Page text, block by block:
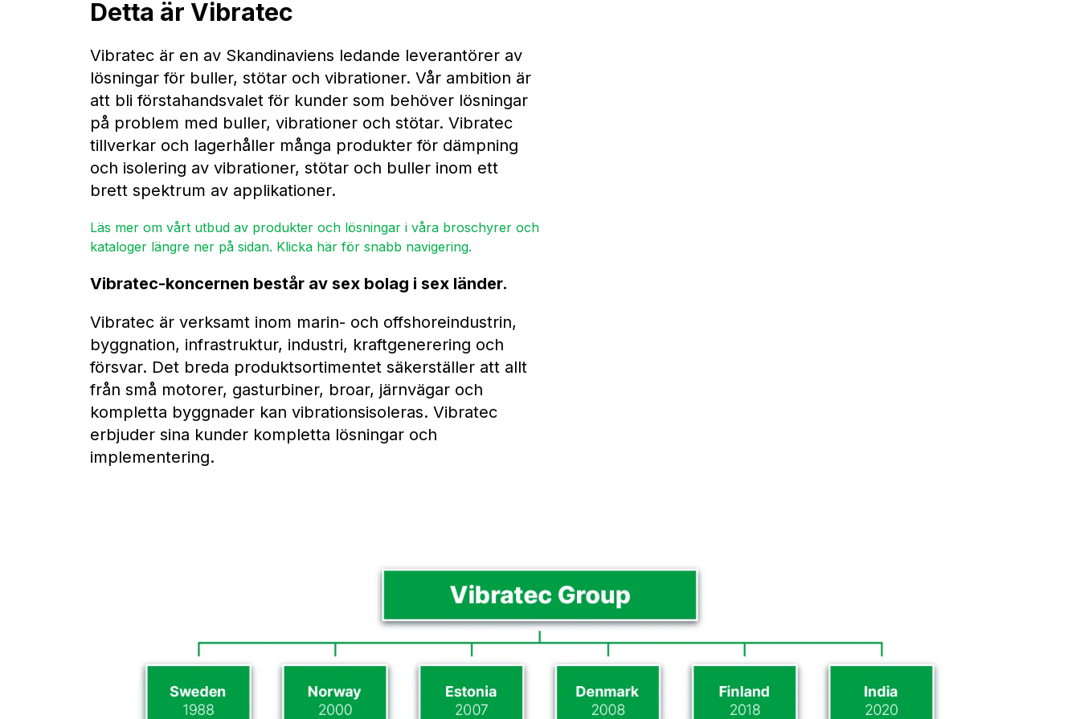
Detta är Vibratec
Vibratec är en av Skandinaviens ledande leverantörer av
lösningar för buller, stötar och vibrationer. Vår ambition är
att bli förstahandsvalet för kunder som behöver lösningar
på problem med buller, vibrationer och stötar. Vibratec
tillverkar och lagerhåller många produkter för dämpning
och isolering av vibrationer, stötar och buller inom ett
brett spektrum av applikationer.
Läs mer om vårt utbud av produkter och lösningar i våra broschyrer och
kataloger längre ner på sidan. Klicka här för snabb navigering.
Vibratec-koncernen består av sex bolag i sex länder.
Vibratec är verksamt inom marin- och offshoreindustrin,
byggnation, infrastruktur, industri, kraftgenerering och
försvar. Det breda produktsortimentet säkerställer att allt
från små motorer, gasturbiner, broar, järnvägar och
kompletta byggnader kan vibrationsisoleras. Vibratec
erbjuder sina kunder kompletta lösningar och
implementering.